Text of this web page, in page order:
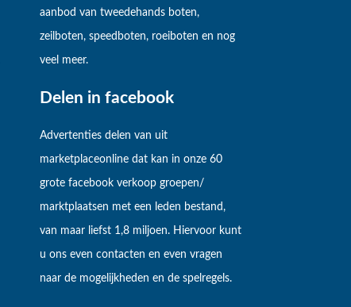
aanbod van tweedehands boten,
zeilboten, speedboten, roeiboten en nog
veel meer.
Delen in facebook
Advertenties delen van uit
marketplaceonline dat kan in onze 60
grote facebook verkoop groepen/
marktplaatsen met een leden bestand,
van maar liefst 1,8 miljoen. Hiervoor kunt
u ons even contacten en even vragen
naar de mogelijkheden en de spelregels.